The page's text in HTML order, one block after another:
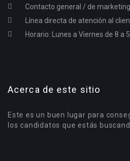
Contacto general / de
Línea directa de atención al
Horario: Lunes a Viernes de 8 a 5
Acerca de este sitio
Este es un buen lugar para
los candidatos que estás